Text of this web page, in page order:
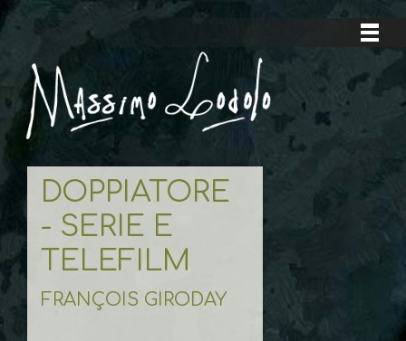
DOPPIATORE
- SERIE E
TELEFILM
FRANÇOIS GIRODAY